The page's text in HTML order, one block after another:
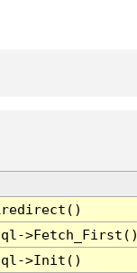
>Init()